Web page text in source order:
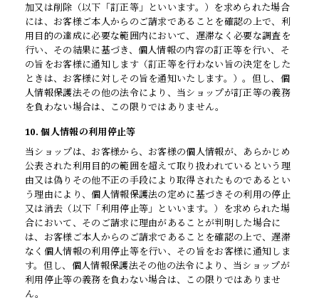
加又は削除（以下「訂正等」といいます。）を求められた場合
には、お客様ご本人からのご請求であることを確認の上で、利
用目的の達成に必要な範囲内において、遅滞なく必要な調査を
行い、その結果に基づき、個人情報の内容の訂正等を行い、そ
の旨をお客様に通知します（訂正等を行わない旨の決定をした
ときは、お客様に対しその旨を通知いたします。）。但し、個
人情報保護法その他の法令により、当ショップが訂正等の義務
を負わない場合は、この限りではありません。
10. 個人情報の利用停止等
当ショップは、お客様から、お客様の個人情報が、あらかじめ
公表された利用目的の範囲を超えて取り扱われているという理
由又は偽りその他不正の手段により取得されたものであるとい
う理由により、個人情報保護法の定めに基づきその利用の停止
又は消去（以下「利用停止等」といいます。）を求められた場
合において、そのご請求に理由があることが判明した場合に
は、お客様ご本人からのご請求であることを確認の上で、遅滞
なく個人情報の利用停止等を行い、その旨をお客様に通知しま
す。但し、個人情報保護法その他の法令により、当ショップが
利用停止等の義務を負わない場合は、この限りではありませ
ん。